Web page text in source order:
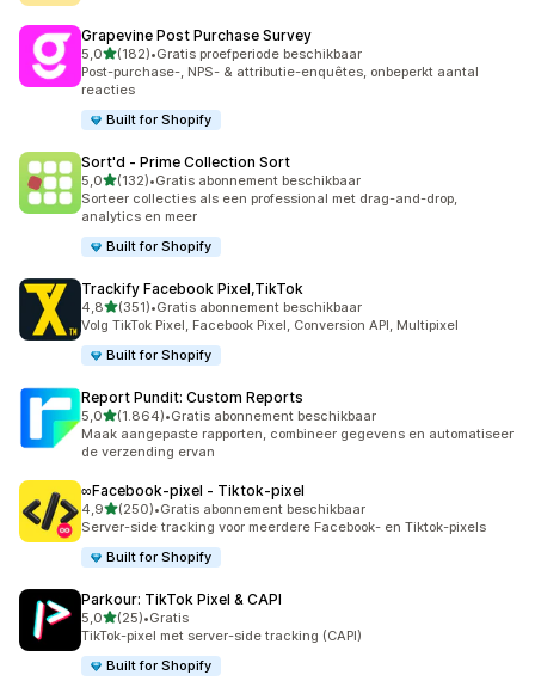
Grapevine Post Purchase Survey
5,0van 5 sterren
(182)
182 recensies in totaal
•Gratis proefperiode beschikbaar
Post-purchase-, NPS- & attributie-enquêtes, onbeperkt aantal
reacties
Built for Shopify
Sort'd ‑ Prime Collection Sort
5,0van 5 sterren
(132)
132 recensies in totaal
•Gratis abonnement beschikbaar
Sorteer collecties als een professional met drag-and-drop,
analytics en meer
Built for Shopify
Trackify Facebook Pixel,TikTok
4,8van 5 sterren
(351)
351 recensies in totaal
•Gratis abonnement beschikbaar
Volg TikTok Pixel, Facebook Pixel, Conversion API, Multipixel
Built for Shopify
Report Pundit: Custom Reports
5,0van 5 sterren
(1.864)
1864 recensies in totaal
•Gratis abonnement beschikbaar
Maak aangepaste rapporten, combineer gegevens en automatiseer
de verzending ervan
∞Facebook‑pixel ‑ Tiktok‑pixel
4,9van 5 sterren
(250)
250 recensies in totaal
•Gratis abonnement beschikbaar
Server-side tracking voor meerdere Facebook- en Tiktok-pixels
Built for Shopify
Parkour: TikTok Pixel & CAPI
5,0van 5 sterren
(25)
25 recensies in totaal
•Gratis
TikTok-pixel met server-side tracking (CAPI)
Built for Shopify